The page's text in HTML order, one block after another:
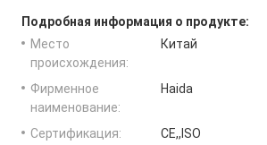
Подробная информация о продукте:
Место
происхождения:
Китай
Фирменное
наименование:
Haida
Сертификация:
CE,,ISO